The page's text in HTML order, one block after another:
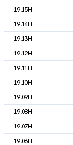
19.15H
19.14H
19.13H
19.12H
19.11H
19.10H
19.09H
19.08H
19.07H
19.06H